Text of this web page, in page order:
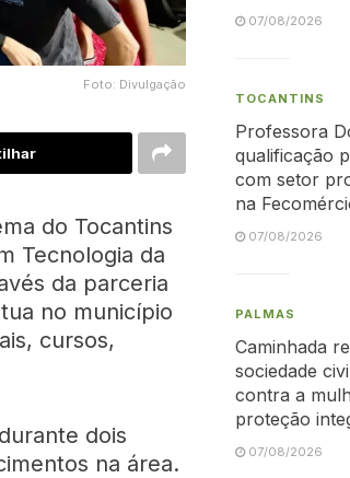
Foto: Divulgação
do Tocantins
Tecnologia da
da parceria
no município
cursos,
dois
na área.
07/08/2026
TOCANTINS
Professora
qualificação
com setor
na
07/08/2026
PALMAS
Caminhada
sociedade
contra a
proteção
07/08/2026